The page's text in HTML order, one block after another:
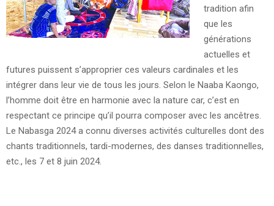
tradition afin
que les
générations
actuelles et
futures puissent s’approprier ces valeurs cardinales et les
intégrer dans leur vie de tous les jours. Selon le Naaba Kaongo,
l’homme doit être en harmonie avec la nature car, c’est en
respectant ce principe qu’il pourra composer avec les ancêtres.
Le Nabasga 2024 a connu diverses activités culturelles dont des
chants traditionnels, tardi-modernes, des danses traditionnelles,
etc., les 7 et 8 juin 2024.